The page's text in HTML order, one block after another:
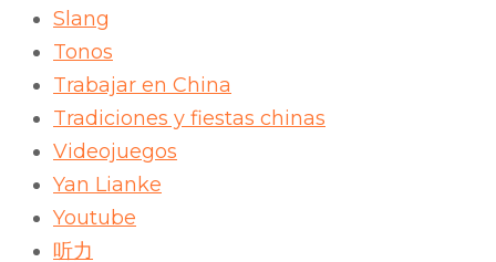
Slang
Tonos
Trabajar en China
Tradiciones y fiestas chinas
Videojuegos
Yan Lianke
Youtube
听力